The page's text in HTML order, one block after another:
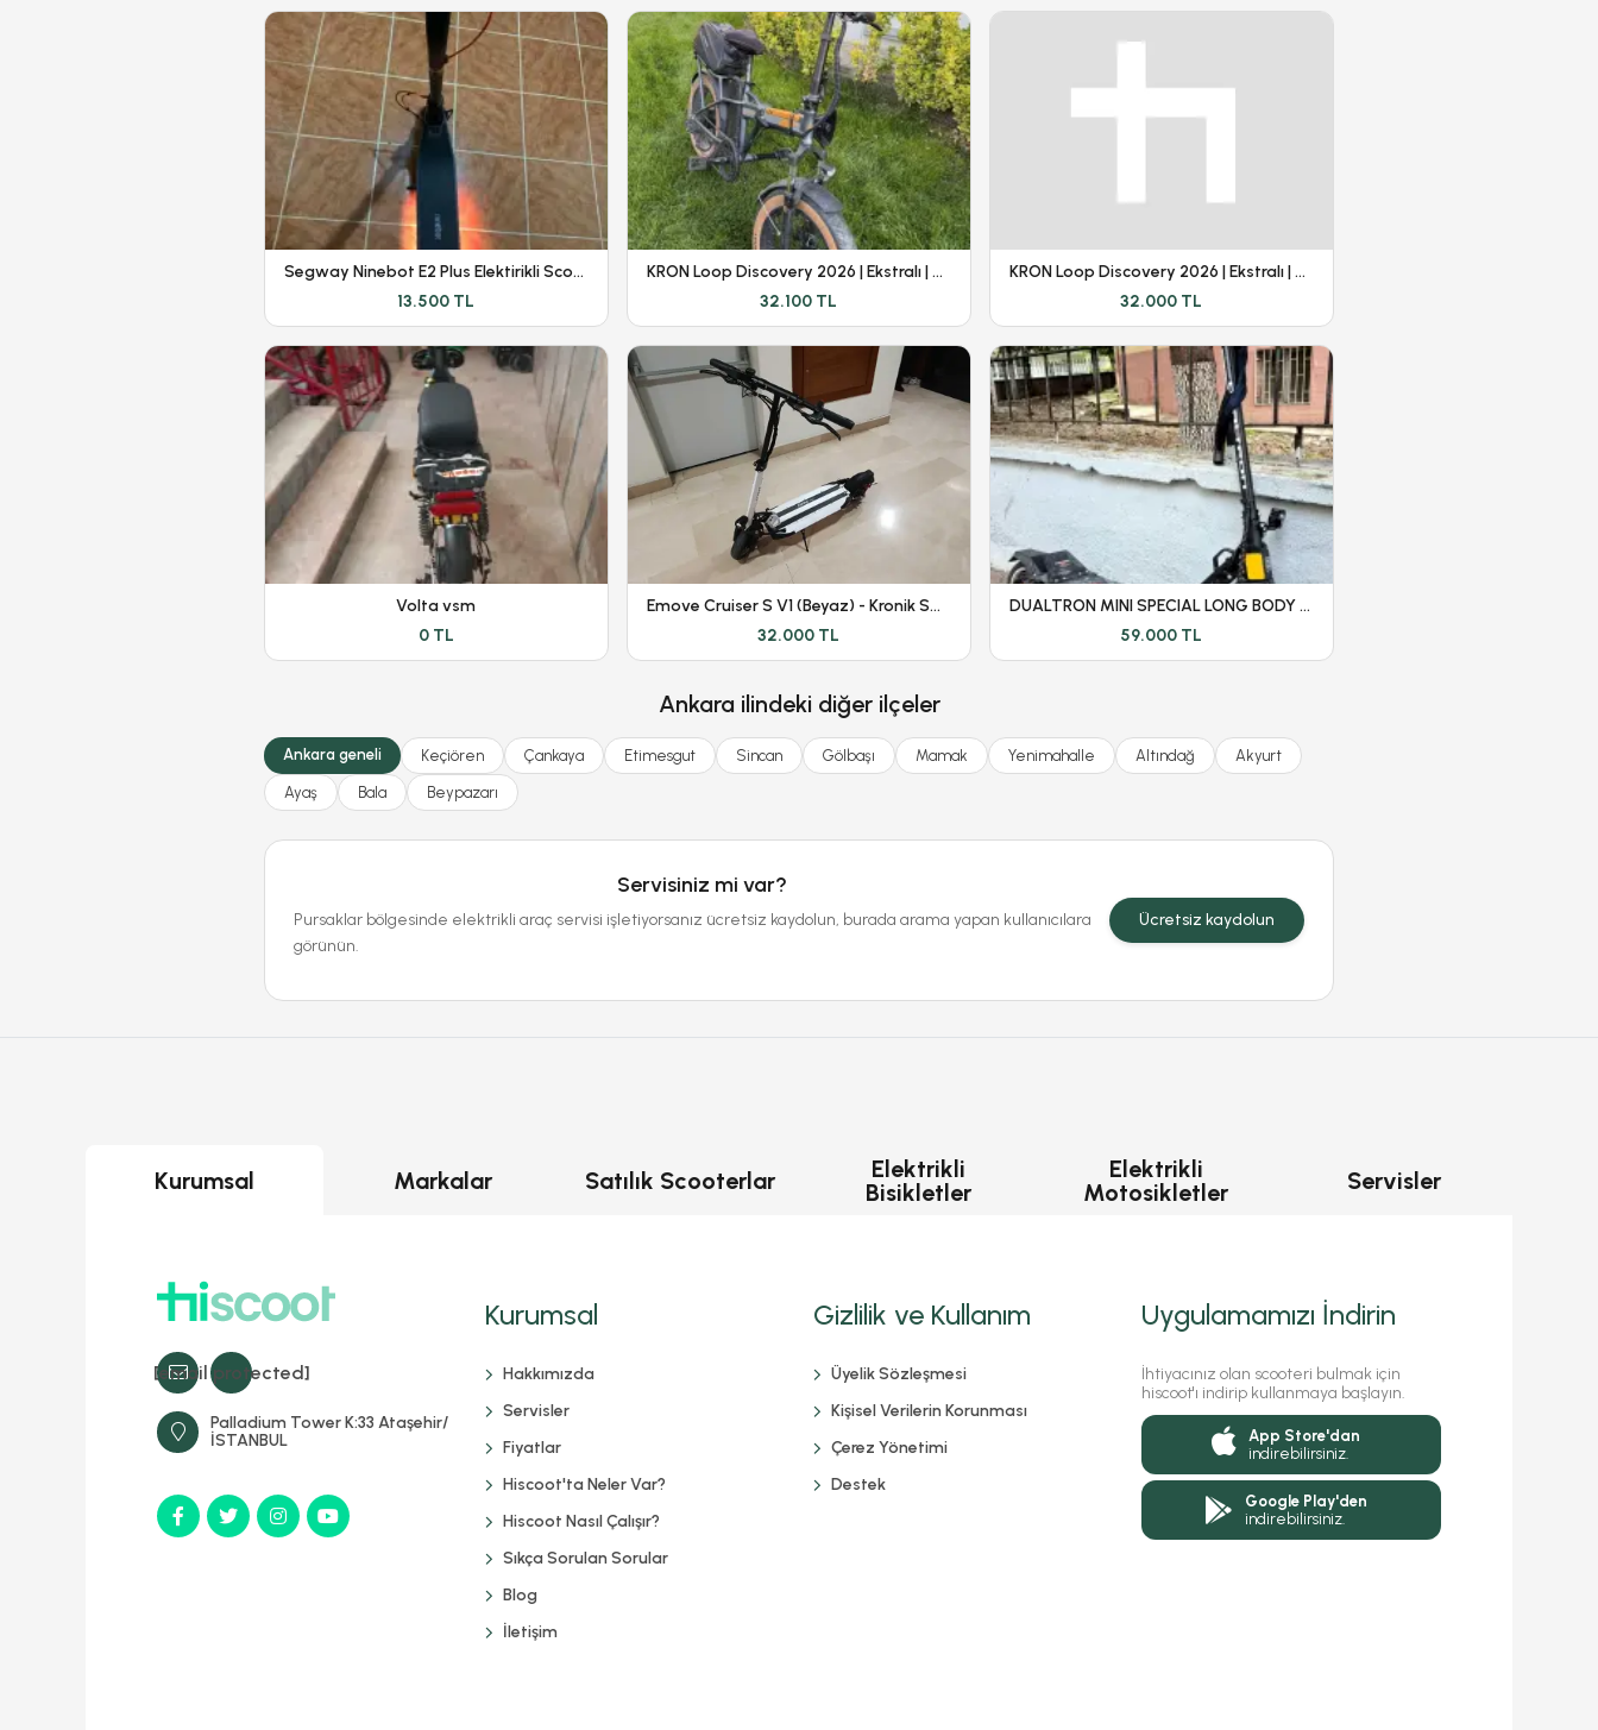
Segway Ninebot E2 Plus Elektirikli Scooter
13.500 TL
KRON Loop Discovery 2026 | Ekstralı | Yeni Kasa |
32.100 TL
KRON Loop Discovery 2026 | Ekstralı | Yeni Kasa |
32.000 TL
Volta vsm
0 TL
Emove Cruiser S V1 (Beyaz) - Kronik Sorunları Giderilmiştir
32.000 TL
DUALTRON MINI SPECIAL LONG BODY - DÜŞÜK KM - GARANTİLİ
59.000 TL
Ankara ilindeki diğer ilçeler
Ankara geneli Keçiören Çankaya Etimesgut Sincan Gölbaşı Mamak Yenimahalle Altındağ Akyurt
Ayaş Bala Beypazarı
Servisiniz mi var?
Pursaklar bölgesinde elektrikli araç servisi işletiyorsanız ücretsiz kaydolun, burada arama yapan kullanıcılara
görünün.
Ücretsiz kaydolun
Kurumsal Markalar Satılık Scooterlar
Elektrikli
Bisikletler
Elektrikli
Motosikletler
Servisler
[email protected]
Palladium Tower K:33 Ataşehir/
İSTANBUL
Kurumsal
Hakkımızda
Servisler
Fiyatlar
Hiscoot'ta Neler Var?
Hiscoot Nasıl Çalışır?
Sıkça Sorulan Sorular
Blog
İletişim
Gizlilik ve Kullanım
Üyelik Sözleşmesi
Kişisel Verilerin Korunması
Çerez Yönetimi
Destek
Uygulamamızı İndirin
İhtiyacınız olan scooteri bulmak için
hiscoot'ı indirip kullanmaya başlayın.
App Store'dan
indirebilirsiniz.
Google Play'den
indirebilirsiniz.